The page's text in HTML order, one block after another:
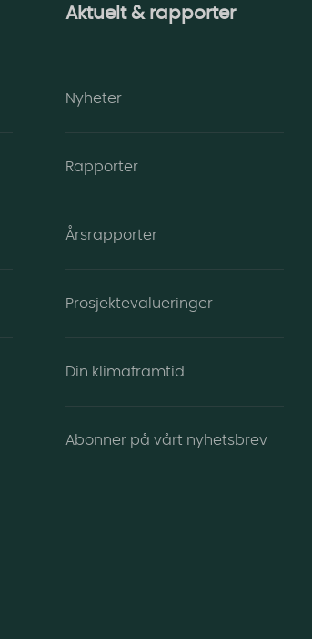
Aktuelt & rapporter
Nyheter
Rapporter
Årsrapporter
Prosjektevalueringer
Din klimaframtid
Abonner på vårt nyhetsbrev